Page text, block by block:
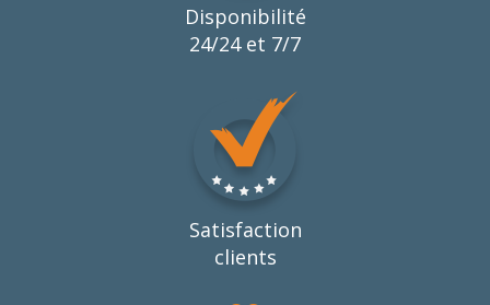
Disponibilité
24/24 et 7/7
Satisfaction
clients